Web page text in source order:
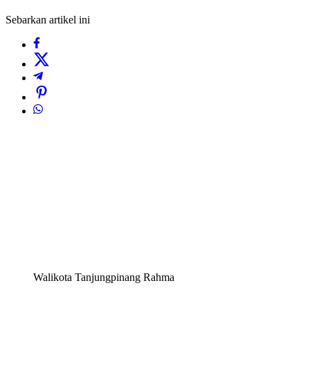
Sebarkan artikel ini
Walikota Tanjungpinang Rahma